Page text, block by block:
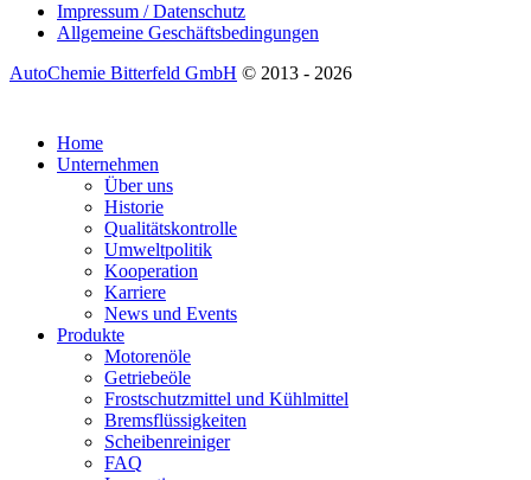
Impressum / Datenschutz
Allgemeine Geschäftsbedingungen
AutoChemie Bitterfeld GmbH © 2013 - 2026
Home
Unternehmen
Über uns
Historie
Qualitätskontrolle
Umweltpolitik
Kooperation
Karriere
News und Events
Produkte
Motorenöle
Getriebeöle
Frostschutzmittel und Kühlmittel
Bremsflüssigkeiten
Scheibenreiniger
FAQ